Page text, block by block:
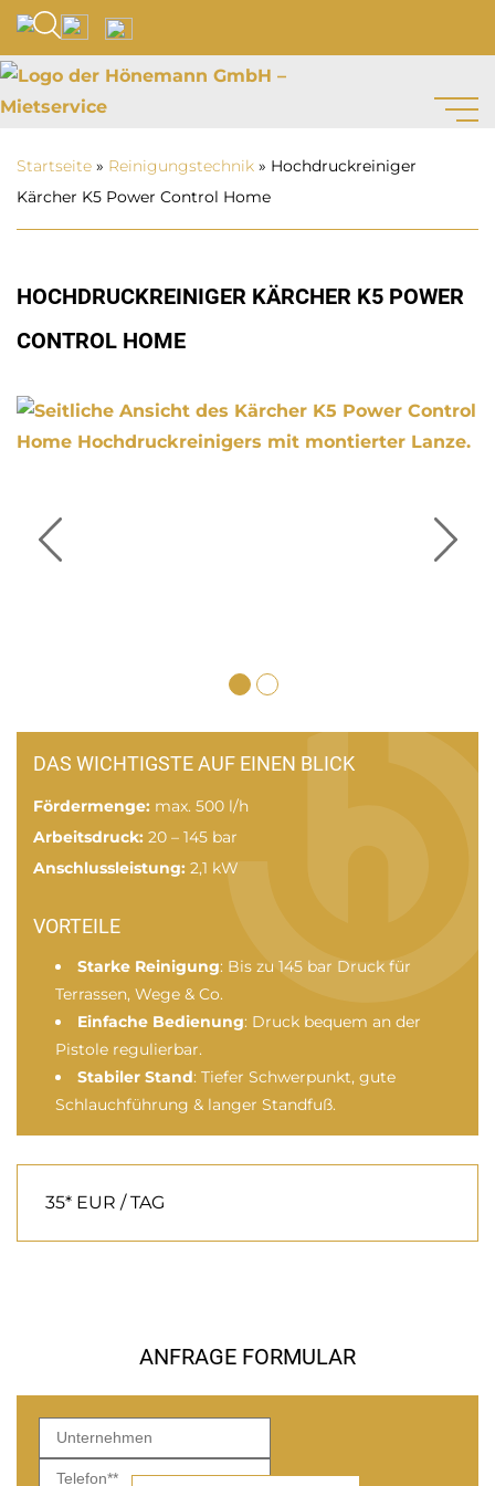
Startseite » Reinigungs­technik » Hochdruckreiniger
Kärcher K5 Power Control Home
HOCHDRUCKREINIGER KÄRCHER K5 POWER
CONTROL HOME
DAS WICHTIGSTE AUF EINEN BLICK
Fördermenge: max. 500 l/h
Arbeitsdruck: 20 – 145 bar
Anschlussleistung: 2,1 kW
VORTEILE
Starke Reinigung: Bis zu 145 bar Druck für
Terrassen, Wege & Co.
Einfache Bedienung: Druck bequem an der
Pistole regulierbar.
Stabiler Stand: Tiefer Schwerpunkt, gute
Schlauchführung & langer Standfuß.
35* EUR / TAG
ANFRAGE FORMULAR